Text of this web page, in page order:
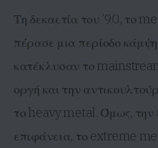
Τη δεκαετία του ’90, το
πέρασε μια περίοδο
κατέκλυσαν το
οργή και την
το heavy metal. Όμως, την
επιφάνεια, το extreme